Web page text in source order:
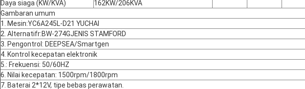
Daya siaga (KW/KVA)
162KW/206KVA
Gambaran umum
1. Mesin:YC6A245L-D21 YUCHAI
2. Alternatifr:BW-274GJENIS STAMFORD
3. Pengontrol: DEEPSEA/Smartgen
4. Kontrol kecepatan elektronik
5.: Frekuensi: 50/60HZ
6. Nilai kecepatan: 1500rpm/1800rpm
7. Baterai 2*12V, tipe bebas perawatan.